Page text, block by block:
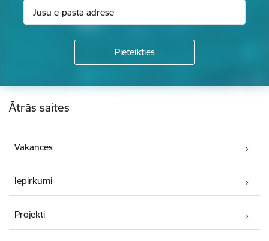
Kājene
Ātrās saites
Vakances
Iepirkumi
Projekti